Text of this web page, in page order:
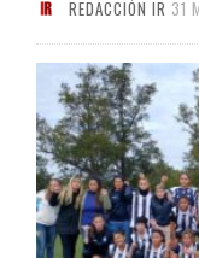
REDACCIÓN IR 31